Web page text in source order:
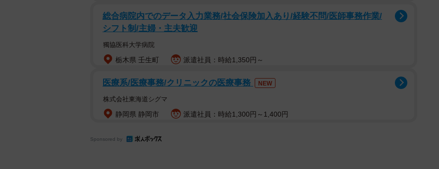
総合病院内でのデータ入力業務/社会保険加入あり/経験不問/医師事務作業/
シフト制/主婦・主夫歓迎
獨協医科大学病院
栃木県 壬生町 派遣社員：時給1,350円～
医療系/医療事務/クリニックの医療事務 NEW
株式会社東海道シグマ
静岡県 静岡市 派遣社員：時給1,300円～1,400円
Sponsored by